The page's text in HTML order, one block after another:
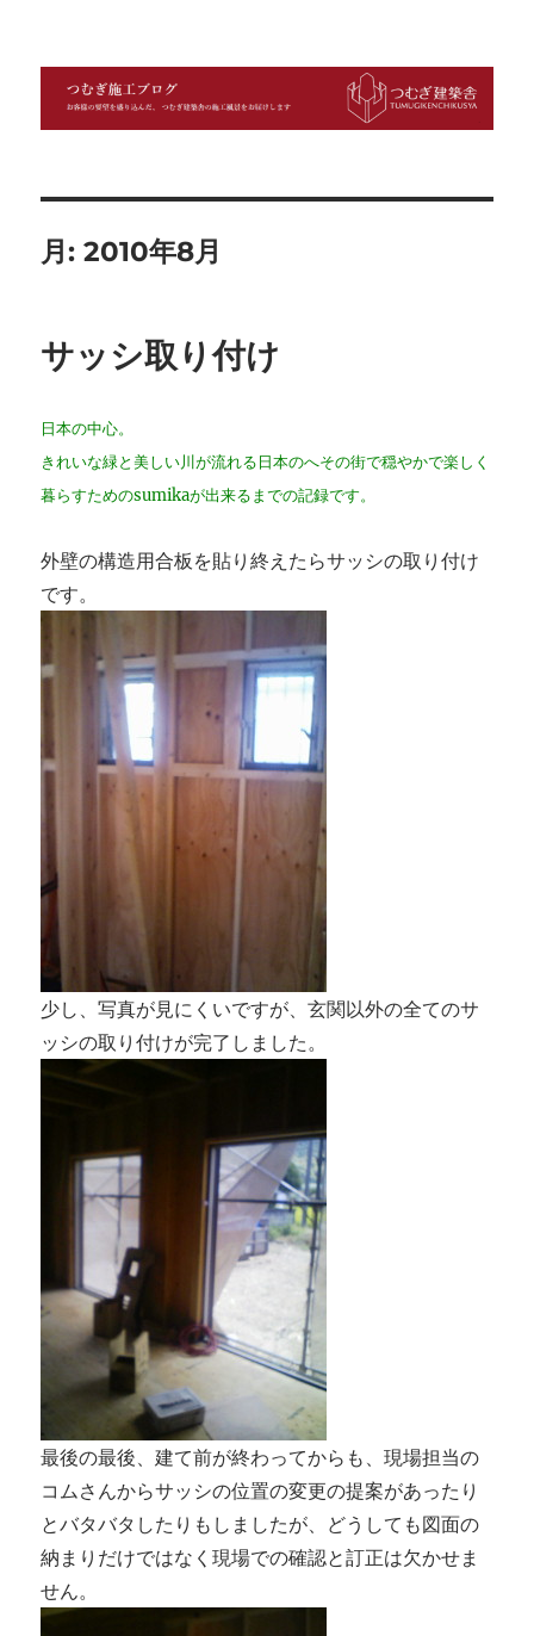
つむぎ施工ブログ
月:2010年8月
サッシ取り付け
日本の中心。
きれいな緑と美しい川が流れる日本のへその街で穏やかで楽しく
暮らすためのsumikaが出来るまでの記録です。
外壁の構造用合板を貼り終えたらサッシの取り付け
です。
少し、写真が見にくいですが、玄関以外の全てのサ
ッシの取り付けが完了しました。
最後の最後、建て前が終わってからも、現場担当の
コムさんからサッシの位置の変更の提案があったり
とバタバタしたりもしましたが、どうしても図面の
納まりだけではなく現場での確認と訂正は欠かせま
せん。